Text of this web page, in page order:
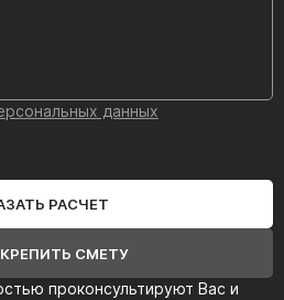
проконсультируют Вас и
данных
РАСЧЕТ
СМЕТУ